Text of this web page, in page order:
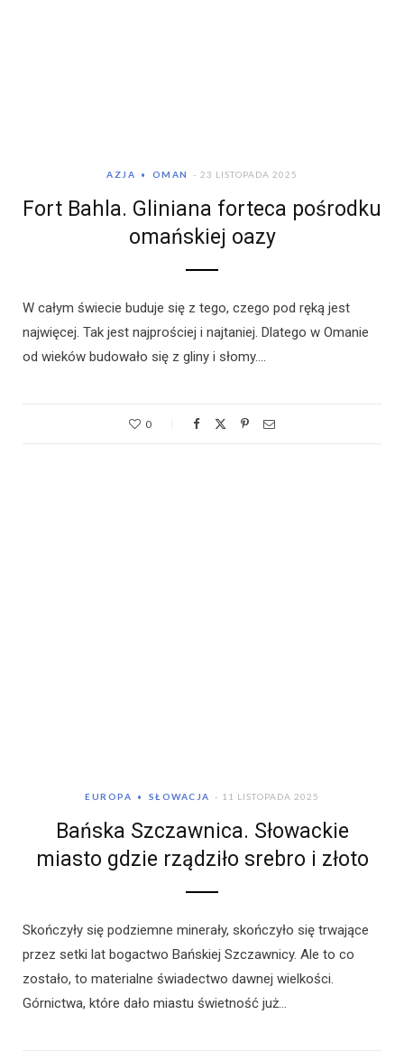
AZJA OMAN 23 LISTOPADA 2025
Fort Bahla. Gliniana forteca pośrodku
omańskiej oazy
W całym świecie buduje się z tego, czego pod ręką jest
najwięcej. Tak jest najprościej i najtaniej. Dlatego w Omanie
od wieków budowało się z gliny i słomy.…
0
EUROPA SŁOWACJA 11 LISTOPADA 2025
Bańska Szczawnica. Słowackie
miasto gdzie rządziło srebro i złoto
Skończyły się podziemne minerały, skończyło się trwające
przez setki lat bogactwo Bańskiej Szczawnicy. Ale to co
zostało, to materialne świadectwo dawnej wielkości.
Górnictwa, które dało miastu świetność już…